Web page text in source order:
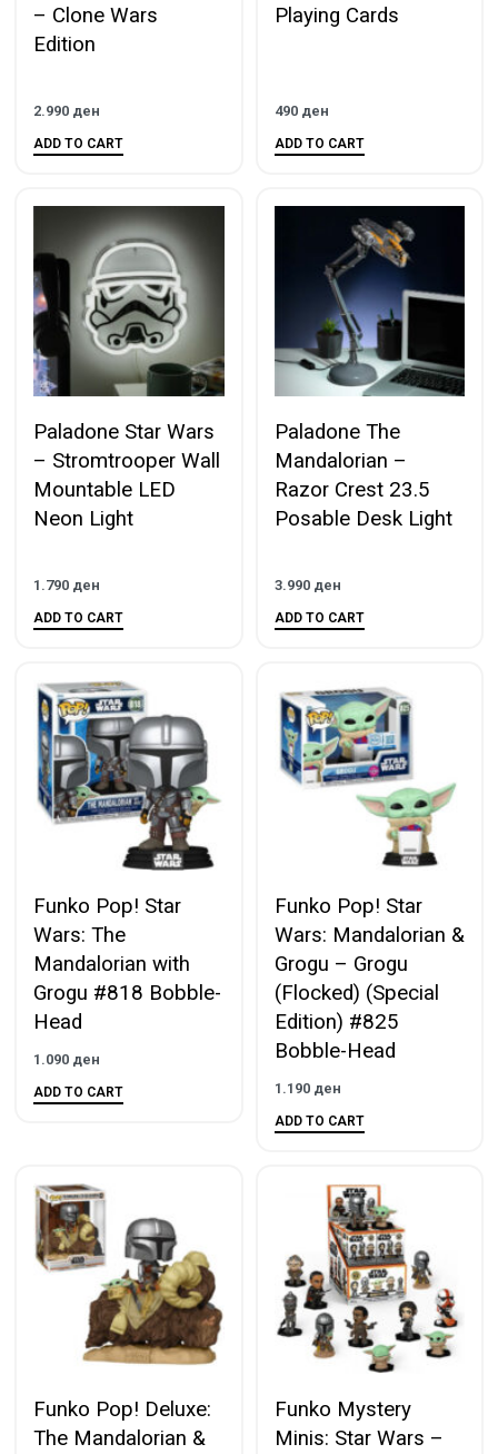
– Clone Wars
Edition
2.990 ден
ADD TO CART
Playing Cards
490 ден
ADD TO CART
Paladone Star Wars
– Stromtrooper Wall
Mountable LED
Neon Light
1.790 ден
ADD TO CART
Paladone The
Mandalorian –
Razor Crest 23.5
Posable Desk Light
3.990 ден
ADD TO CART
Funko Pop! Star
Wars: The
Mandalorian with
Grogu #818 Bobble-
Head
1.090 ден
ADD TO CART
Funko Pop! Star
Wars: Mandalorian &
Grogu – Grogu
(Flocked) (Special
Edition) #825
Bobble-Head
1.190 ден
ADD TO CART
Funko Pop! Deluxe:
The Mandalorian &
Funko Mystery
Minis: Star Wars –